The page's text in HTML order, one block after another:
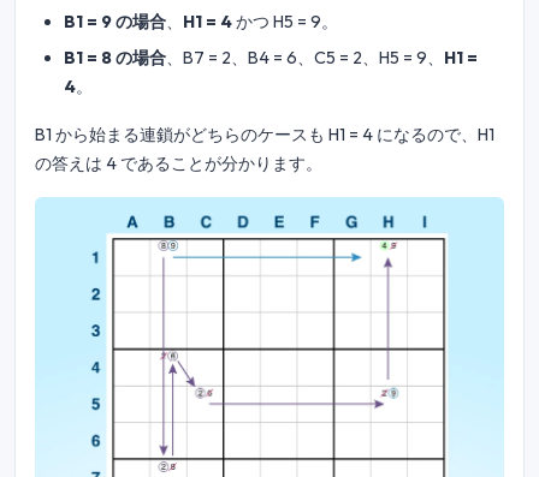
B1 = 9 の場合、 H1 = 4かつ H5 = 9。
B1 = 8 の場合、B7 = 2、B4 = 6、C5 = 2、H5 = 9、 H1 =
4。
B1 から始まる連鎖がどちらのケースも H1 = 4 になるので、H1
の答えは 4 であることが分かります。